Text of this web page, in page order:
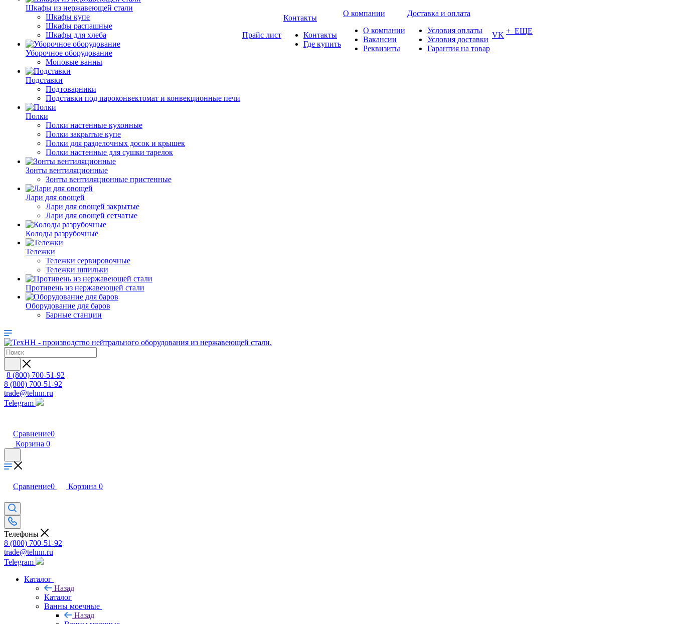
Шкафы из нержавеющей стали
Шкафы купе
Шкафы распашные
Шкафы для хлеба
Уборочное оборудование
Моповые ванны
Подставки
Подтоварники
Подставки под пароконвектомат и конвекционные печи
Полки
Полки настенные кухонные
Полки закрытые купе
Полки для разделочных досок и крышек
Полки настенные для сушки тарелок
Зонты вентиляционные
Зонты вентиляционные пристенные
Лари для овощей
Лари для овощей закрытые
Лари для овощей сетчатые
Колоды разрубочные
Тележки
Тележки сервировочные
Тележки шпильки
Противень из нержавеющей стали
Оборудование для баров
Барные станции
Прайс лист
Контакты
Контакты
Где купить
О компании
О компании
Вакансии
Реквизиты
Доставка и оплата
Условия оплаты
Условия доставки
Гарантия на товар
VK + ЕЩЕ
8 (800) 700-51-92
8 (800) 700-51-92
trade@tehnn.ru
Telegram
Сравнение0
Корзина 0
Сравнение0 Корзина 0
Телефоны
8 (800) 700-51-92
trade@tehnn.ru
Telegram
Каталог
Назад
Каталог
Ванны моечные
Назад